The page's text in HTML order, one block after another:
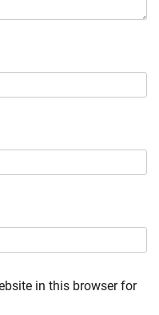
in this browser for